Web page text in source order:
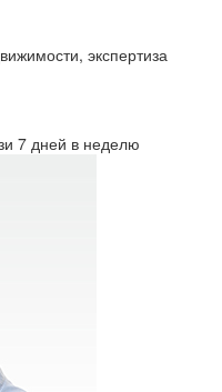
экспертиза
7 дней в неделю